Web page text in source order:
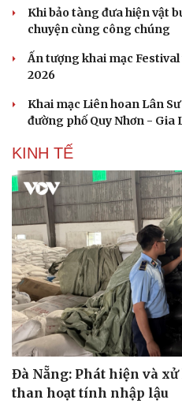
Sức khỏe
Khi bảo tàng đưa hiện vật
chuyện cùng công chúng
Ấn tượng khai mạc
2026
Khai mạc Liên hoan Lân
đường phố Quy Nhơn - Gia
KINH TẾ
Đà Nẵng: Phát hiện và
than hoạt tính nhập lậu